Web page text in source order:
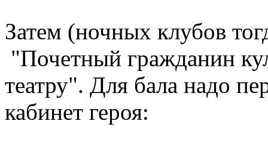
Затем (ночных клубов
"Почетный гражданин
театру". Для бала надо
кабинет героя: